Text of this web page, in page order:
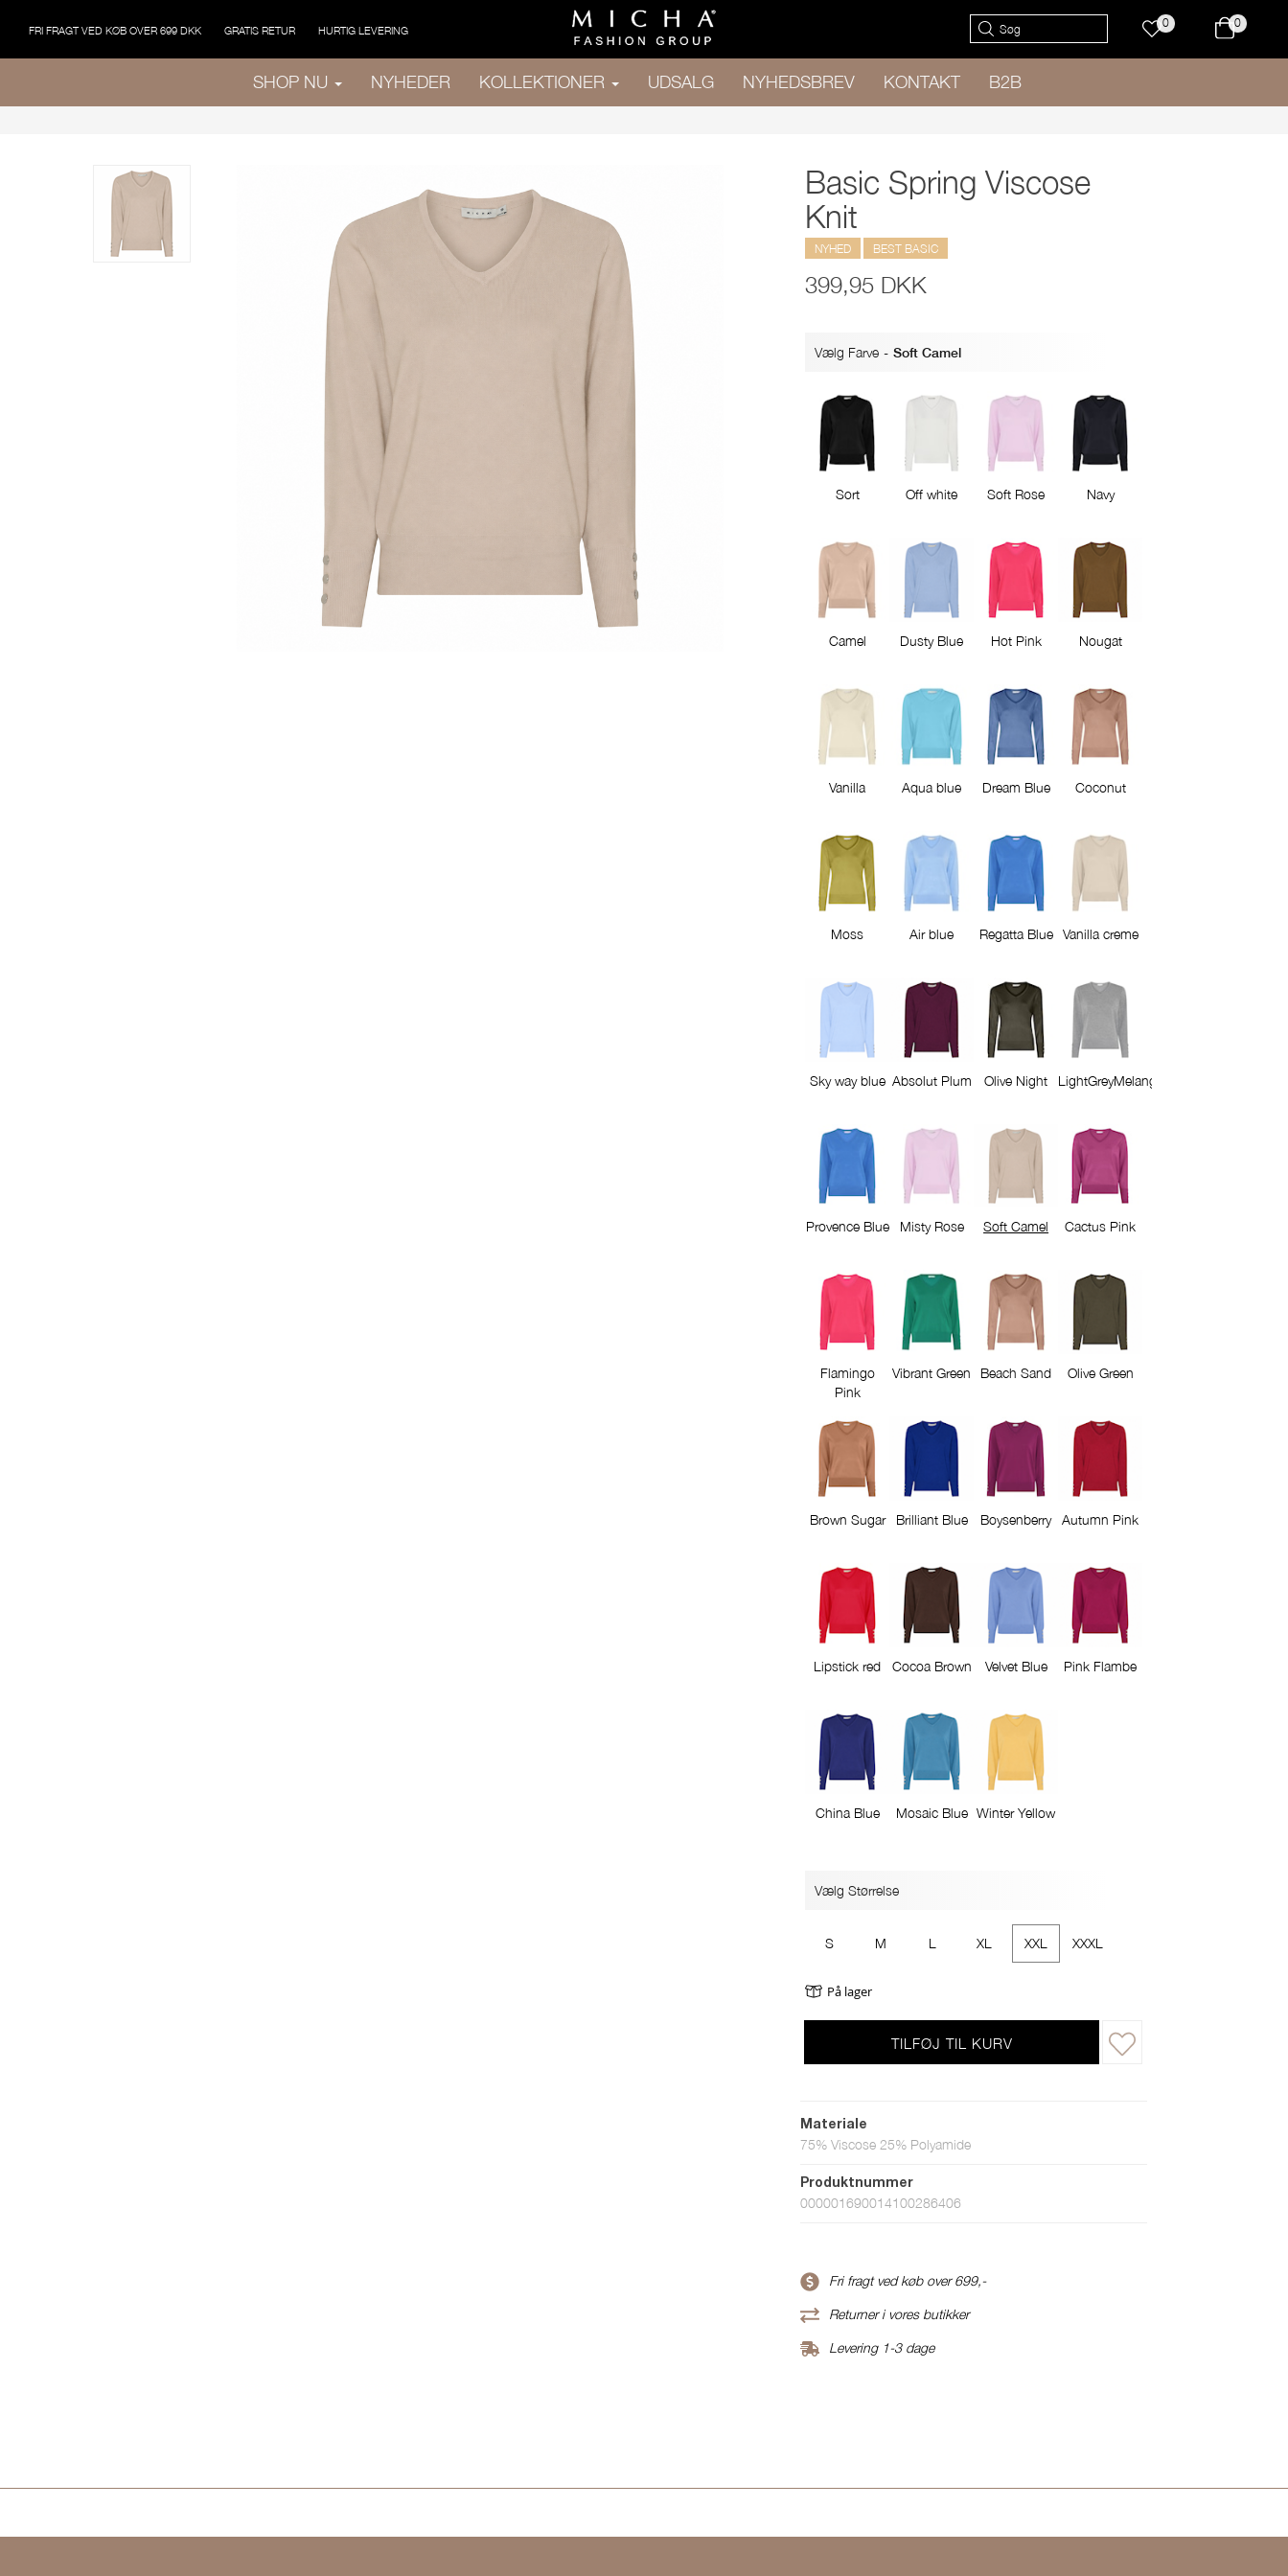
FRI FRAGT VED KØB OVER 699 DKK GRATIS RETUR HURTIG LEVERING 0 0
SHOP NU NYHEDER KOLLEKTIONER UDSALG NYHEDSBREV KONTAKT B2B
Basic Spring Viscose
Knit
NYHED BEST BASIC
399,95 DKK
Vælg Farve - Soft Camel
Sort Off white Soft Rose Navy
Camel Dusty Blue Hot Pink Nougat
Vanilla Aqua blue Dream Blue Coconut
Moss Air blue Regatta Blue Vanilla creme
Sky way blue Absolut Plum Olive Night LightGreyMelange
Provence Blue Misty Rose Soft Camel Cactus Pink
Flamingo
Pink
Vibrant Green Beach Sand Olive Green
Brown Sugar Brilliant Blue Boysenberry Autumn Pink
Lipstick red Cocoa Brown Velvet Blue Pink Flambe
China Blue Mosaic Blue Winter Yellow
Vælg Størrelse
S M L XL XXL XXXL
På lager
TILFØJ TIL KURV
Materiale
75% Viscose 25% Polyamide
Produktnummer
000001690014100286406
Fri fragt ved køb over 699,-
Returner i vores butikker
Levering 1-3 dage